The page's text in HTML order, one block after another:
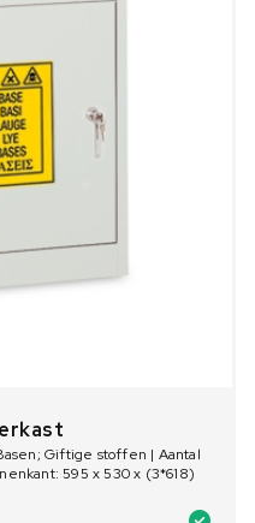
Giftige stoffen | Aantal
595 x 530 x (3*618)